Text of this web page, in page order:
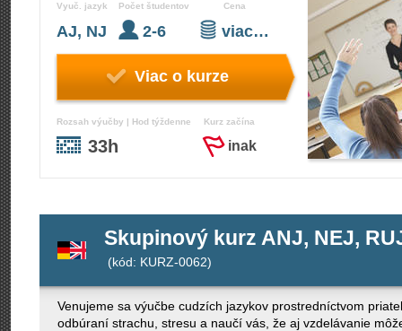
Vyuč. jazyk
AJ, NJ
Počet študentov
2-6
Cena
viac…
Viac o kurze
Rozsah výučby | Hod týždenne
33h
Kurz začína
inak
Skupinový kurz ANJ, NEJ,
(kód: KURZ-0062)
Venujeme sa výučbe cudzích jazykov prostredníctvom
odbúraní strachu, stresu a naučí vás, že aj vzdelávanie